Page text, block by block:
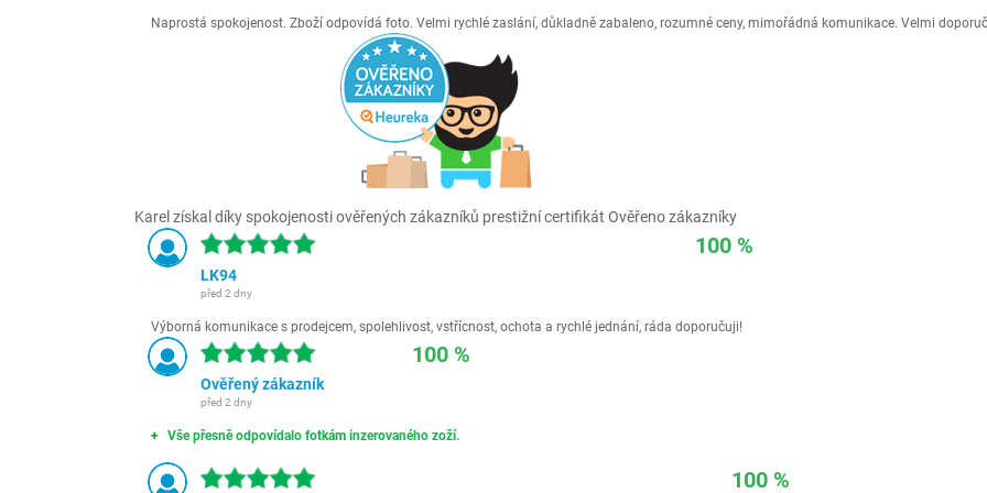
Naprostá spokojenost. Zboží odpovídá foto. Velmi rychlé zaslání, důkladně zabaleno, rozumné ceny, mimořádná komunikace. Velmi
Karel získal díky spokojenosti ověřených zákazníků prestižní certifikát Ověřeno zákazníky
100 %
LK94
před 2 dny
Výborná komunikace s prodejcem, spolehlivost, vstřícnost, ochota a rychlé jednání, ráda doporučuji!
100 %
Ověřený zákazník
před 2 dny
Vše přesně odpovídalo fotkám inzerovaného zoží.
100 %